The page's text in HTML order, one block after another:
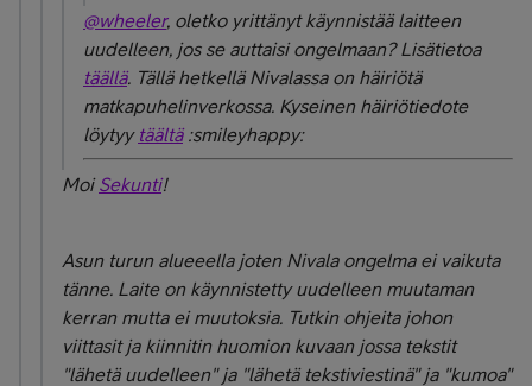
@wheeler, oletko yrittänyt käynnistää laitteen
uudelleen, jos se auttaisi ongelmaan? Lisätietoa
täällä. Tällä hetkellä Nivalassa on häiriötä
matkapuhelinverkossa. Kyseinen häiriötiedote
löytyy täältä:smileyhappy:
MoiSekunti!
Asun turun alueeella joten Nivala ongelma ei vaikuta
tänne. Laite on käynnistetty uudelleen muutaman
kerran mutta ei muutoksia. Tutkin ohjeita johon
viittasit ja kiinnitin huomion kuvaan jossa tekstit
"lähetä uudelleen" ja "lähetä tekstiviestinä" ja "kumoa"